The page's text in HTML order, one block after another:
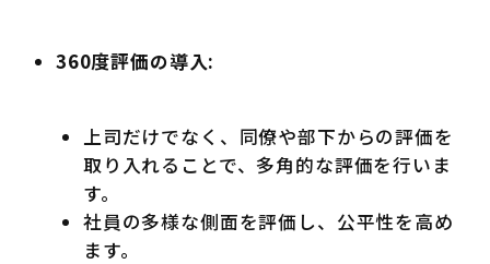
360度評価の導入:
上司だけでなく、同僚や部下からの評価を
取り入れることで、多角的な評価を行いま
す。
社員の多様な側面を評価し、公平性を高め
ます。